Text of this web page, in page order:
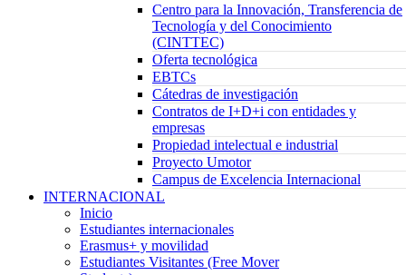
Centro para la Innovación, Transferencia de
Tecnología y del Conocimiento
(CINTTEC)
Oferta tecnológica
EBTCs
Cátedras de investigación
Contratos de I+D+i con entidades y
empresas
Propiedad intelectual e industrial
Proyecto Umotor
Campus de Excelencia Internacional
INTERNACIONAL
Inicio
Estudiantes internacionales
Erasmus+ y movilidad
Estudiantes Visitantes (Free Mover